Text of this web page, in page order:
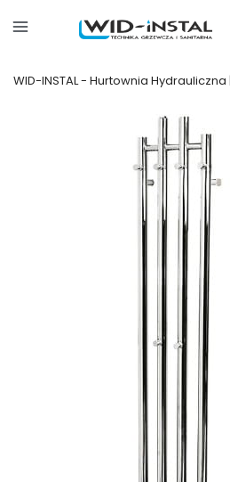
WID-INSTAL - Hurtownia